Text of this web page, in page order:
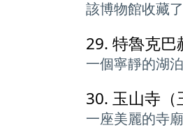
該博物館收藏
29. 特魯克巴
一個寧靜的湖
30. 玉山寺（
一座美麗的寺